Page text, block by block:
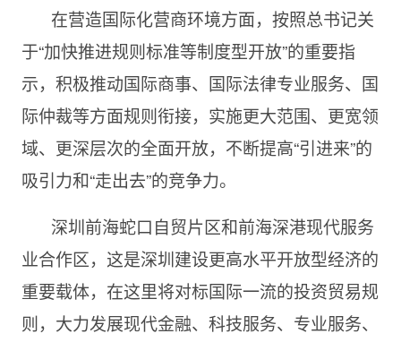
在营造国际化营商环境方面，按照总书记关
于“加快推进规则标准等制度型开放”的重要指
示， 积极推动国际商事、国际法律专业服务、国
际仲裁等方面规则衔接，实施更大范围、更宽领
域、更深层次的全面开放，不断提高“引进来”的
吸引力和“走出去”的竞争力。
深圳前海蛇口自贸片区和前海深港现代服务
业合作区，这是深圳建设更高水平开放型经济的
重要载体，在这里将对标国际一流的投资贸易规
则，大力发展现代金融、科技服务、专业服务、